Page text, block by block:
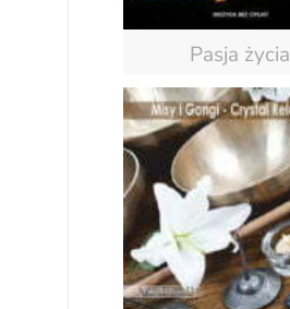
Pasja życia